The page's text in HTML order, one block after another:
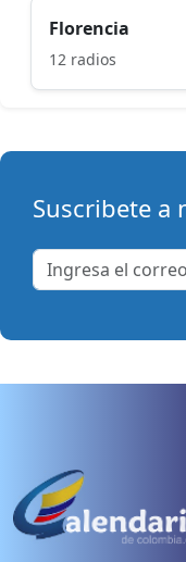
Florencia
12 radios
Suscribete a